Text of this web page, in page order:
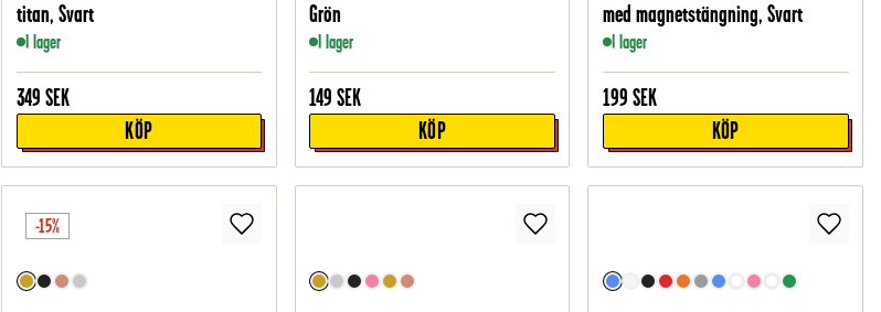
titan, Svart
I lager
349 SEK
KÖP
Grön
I lager
149 SEK
KÖP
med magnetstängning, Svart
I lager
199 SEK
KÖP
-15%